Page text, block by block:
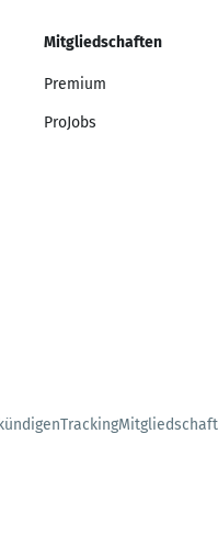
Mitgliedschaften
Premium
ProJobs
Tracking